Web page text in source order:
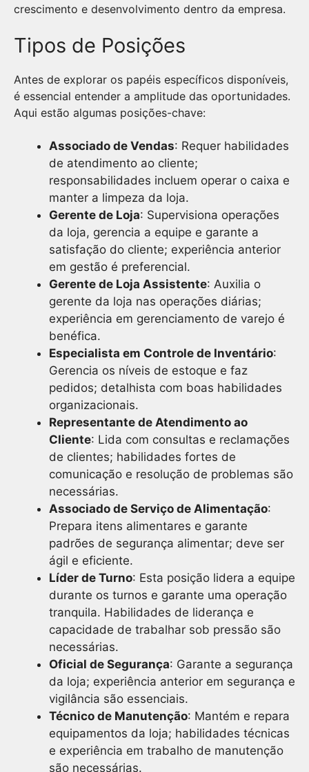
crescimento e desenvolvimento dentro da empresa.
Tipos de Posições
Antes de explorar os papéis específicos disponíveis,
é essencial entender a amplitude das oportunidades.
Aqui estão algumas posições-chave:
Associado de Vendas: Requer habilidades
de atendimento ao cliente;
responsabilidades incluem operar o caixa e
manter a limpeza da loja.
Gerente de Loja: Supervisiona operações
da loja, gerencia a equipe e garante a
satisfação do cliente; experiência anterior
em gestão é preferencial.
Gerente de Loja Assistente: Auxilia o
gerente da loja nas operações diárias;
experiência em gerenciamento de varejo é
benéfica.
Especialista em Controle de Inventário:
Gerencia os níveis de estoque e faz
pedidos; detalhista com boas habilidades
organizacionais.
Representante de Atendimento ao
Cliente: Lida com consultas e reclamações
de clientes; habilidades fortes de
comunicação e resolução de problemas são
necessárias.
Associado de Serviço de Alimentação:
Prepara itens alimentares e garante
padrões de segurança alimentar; deve ser
ágil e eficiente.
Líder de Turno: Esta posição lidera a equipe
durante os turnos e garante uma operação
tranquila. Habilidades de liderança e
capacidade de trabalhar sob pressão são
necessárias.
Oficial de Segurança: Garante a segurança
da loja; experiência anterior em segurança e
vigilância são essenciais.
Técnico de Manutenção: Mantém e repara
equipamentos da loja; habilidades técnicas
e experiência em trabalho de manutenção
são necessárias.